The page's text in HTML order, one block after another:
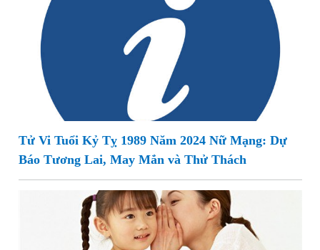
Tử Vi Tuổi Kỷ Tỵ 1989 Năm 2024 Nữ Mạng: Dự
Báo Tương Lai, May Mắn và Thử Thách